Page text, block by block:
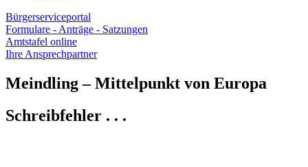
Bürgerserviceportal
Formulare - Anträge - Satzungen
Amtstafel online
Ihre Ansprechpartner
Meindling – Mittelpunkt von Europa
Schreibfehler . . .